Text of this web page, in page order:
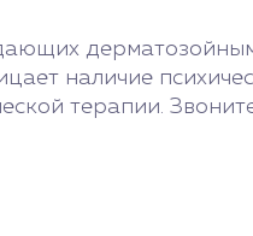
наличие
терапии.